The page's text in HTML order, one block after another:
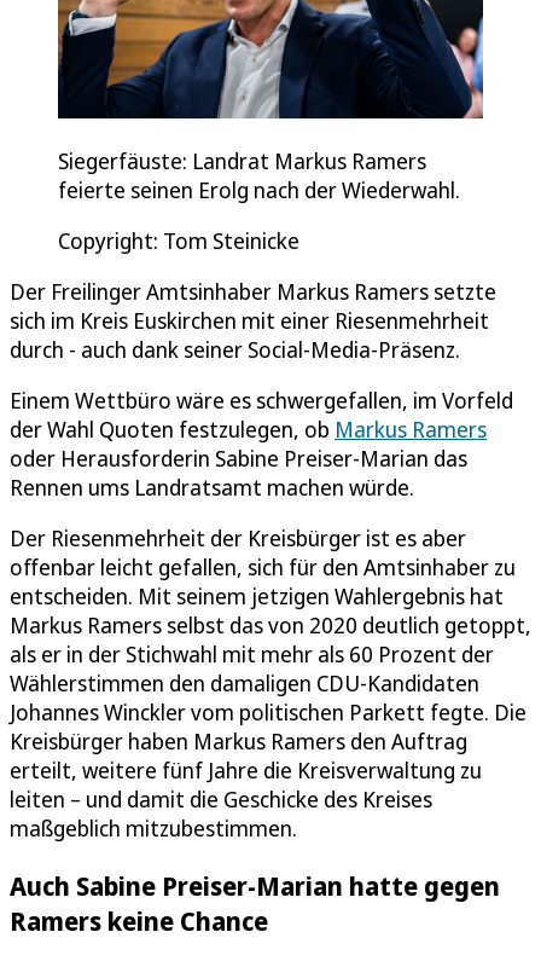
Siegerfäuste: Landrat Markus Ramers
feierte seinen Erolg nach der Wiederwahl.
Copyright: Tom Steinicke
Der Freilinger Amtsinhaber Markus Ramers setzte
sich im Kreis Euskirchen mit einer Riesenmehrheit
durch - auch dank seiner Social-Media-Präsenz.
Einem Wettbüro wäre es schwergefallen, im Vorfeld
der Wahl Quoten festzulegen, ob Markus Ramers
oder Herausforderin Sabine Preiser-Marian das
Rennen ums Landratsamt machen würde.
Der Riesenmehrheit der Kreisbürger ist es aber
offenbar leicht gefallen, sich für den Amtsinhaber zu
entscheiden. Mit seinem jetzigen Wahlergebnis hat
Markus Ramers selbst das von 2020 deutlich getoppt,
als er in der Stichwahl mit mehr als 60 Prozent der
Wählerstimmen den damaligen CDU-Kandidaten
Johannes Winckler vom politischen Parkett fegte. Die
Kreisbürger haben Markus Ramers den Auftrag
erteilt, weitere fünf Jahre die Kreisverwaltung zu
leiten – und damit die Geschicke des Kreises
maßgeblich mitzubestimmen.
Auch Sabine Preiser-Marian hatte gegen
Ramers keine Chance